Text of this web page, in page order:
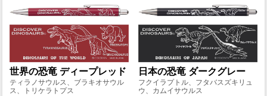
世界の恐竜 ディープレッド
ティラノサウルス、ブラキオサウル
ス、トリケラトプス
日本の恐竜 ダークグレー
フクイラプトル、フタバスズキリュ
ウ、カムイサウルス